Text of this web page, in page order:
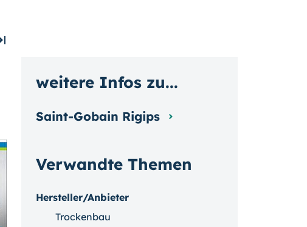
Verwandte Themen
Hersteller/Anbieter
Trockenbau
weitere Infos zu...
Saint-Gobain Rigips